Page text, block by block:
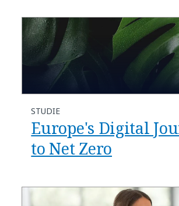
STUDIE
Europe's Digital
to Net Zero